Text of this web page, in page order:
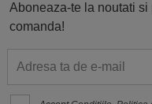
Aboneaza-te la noutati
comanda!